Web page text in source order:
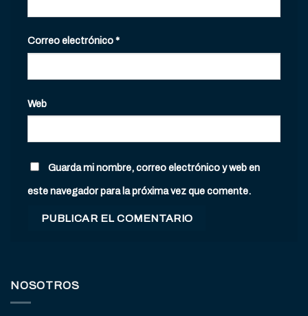
Correo electrónico*
Web
Guarda mi nombre, correo electrónico y web en
este navegador para la próxima vez que comente.
NOSOTROS